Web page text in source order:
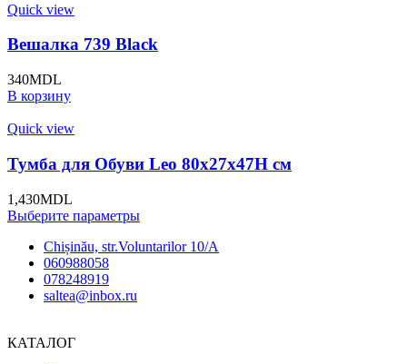
Quick view
Вешалка 739 Black
340MDL
В корзину
Quick view
Тумба для Обуви Leo 80x27x47H cм
1,430MDL
Выберите параметры
Chișinău, str.Voluntarilor 10/A
060988058
078248919
saltea@inbox.ru
КАТАЛОГ